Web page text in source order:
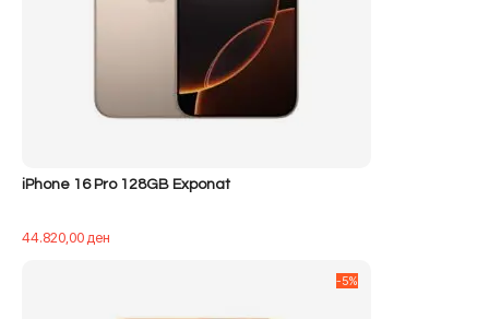
iPhone 16 Pro 128GB Exponat
44.820,00ден
-5%